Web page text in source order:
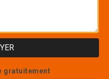
gratuitement